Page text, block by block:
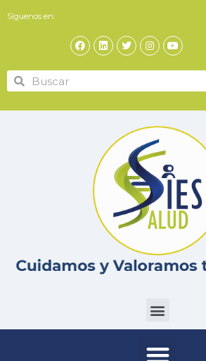
Síguenos en: